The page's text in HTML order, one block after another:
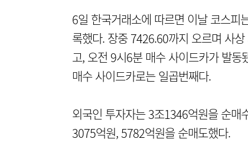
6일 한국거래소에 따르면 이날 코스
록했다. 장중 7426.60까지 오르며 사
고, 오전 9시6분 매수 사이드카가 발
매수 사이드카로는 일곱번째다.
외국인 투자자는 3조1346억원을 순매
3075억원, 5782억원을 순매도했다.